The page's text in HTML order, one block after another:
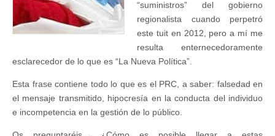
“suministros” del gobierno
regionalista cuando perpetró
este tuit en 2012, pero a mí me
resulta enternecedoramente
esclarecedor de lo que es “La Nueva Política”.
Esta frase contiene todo lo que es el PRC, a saber: falsedad en
el mensaje transmitido, hipocresía en la conducta del individuo
e incompetencia en la gestión de lo público.